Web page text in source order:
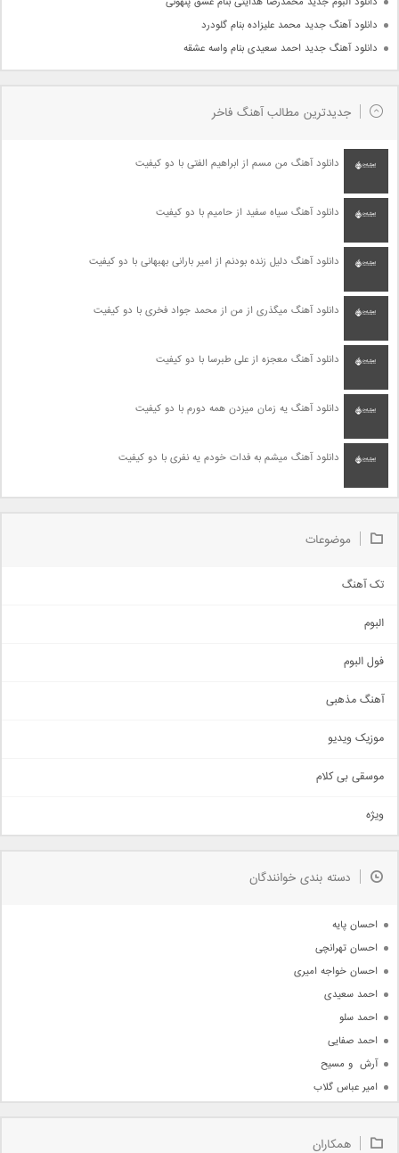
دانلود آهنگ جدید محمد علیزاده بنام گلودرد
دانلود آهنگ جدید احمد سعیدی بنام واسه عشقه
جدیدترین مطالب آهنگ فاخر
دانلود آهنگ من مسم از ابراهیم الفتی با دو کیفیت
دانلود آهنگ سیاه سفید از حامیم با دو کیفیت
دانلود آهنگ دلیل زنده بودنم از امیر بارانی بهبهانی با دو کیفیت
دانلود آهنگ میگذری از من از محمد جواد فخری با دو کیفیت
دانلود آهنگ معجزه از علی طبرسا با دو کیفیت
دانلود آهنگ یه زمان میزدن همه دورم با دو کیفیت
دانلود آهنگ میشم به فدات خودم یه نفری با دو کیفیت
موضوعات
تک آهنگ
اجتماعی
حماسی
سنتی
اهنگ بندرعباسی
دمو
مذهبی
جدیدترین ها
البوم
فول البوم
آهنگ مذهبی
موزیک ویدیو
موسقی بی کلام
ویژه
دسته بندی خوانندگان
احسان پایه
احسان تهرانچی
احسان خواجه امیری
احمد سعیدی
احمد سلو
احمد صفایی
آرش  و مسیح
امیر عباس گلاب
امیر علی
همکاران